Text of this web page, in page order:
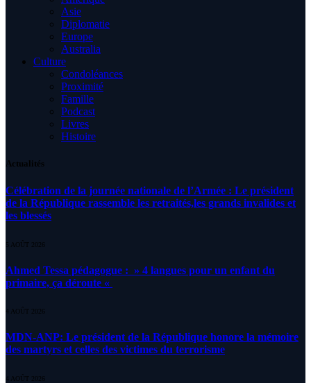
Asie
Diplomatie
Europe
Australia
Culture
Condoléances
Proximité
Famille
Podcast
Livres
Histoire
Actualités
Célébration de la journée nationale de l’Armée : Le président
de la République rassemble les retraités,les grands invalides et
les blessés
5 AOÛT 2026
Ahmed Tessa pédagogue : » 4 langues pour un enfant du
primaire, ça déroute «
4 AOÛT 2026
MDN-ANP: Le président de la République honore la mémoire
des martyrs et celles des victimes du terrorisme
4 AOÛT 2026